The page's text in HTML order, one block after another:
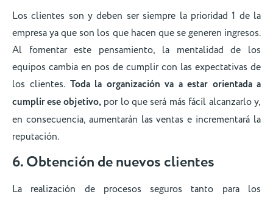
Los clientes son y deben ser siempre la prioridad 1 de la
empresa ya que son los que hacen que se generen ingresos.
Al fomentar este pensamiento, la mentalidad de los
equipos cambia en pos de cumplir con las expectativas de
los clientes. Toda la organización va a estar orientada a
cumplir ese objetivo,por lo que será más fácil alcanzarlo y,
en consecuencia, aumentarán las ventas e incrementará la
reputación.
6. Obtención de nuevos clientes
La realización de procesos seguros tanto para los